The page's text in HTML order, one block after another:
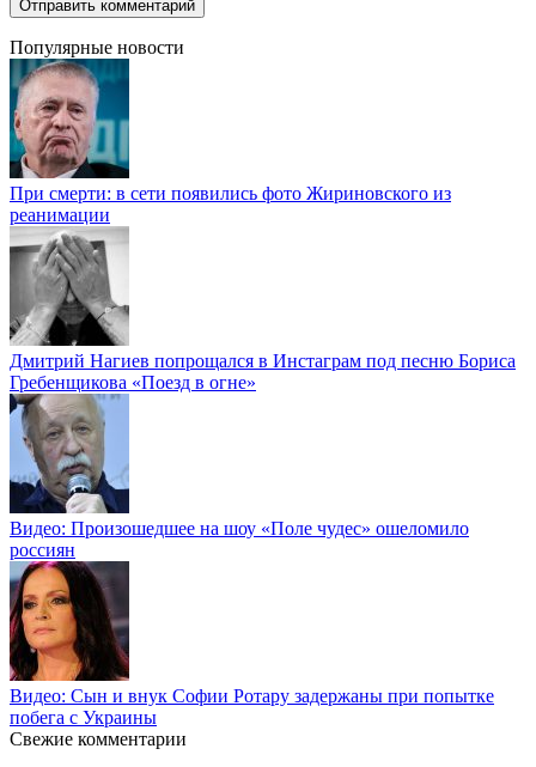
Популярные новости
При смерти: в сети появились фото Жириновского из
реанимации
Дмитрий Нагиев попрощался в Инстаграм под песню Бориса
Гребенщикова «Поезд в огне»
Видео: Произошедшее на шоу «Поле чудес» ошеломило
россиян
Видео: Сын и внук Софии Ротару задержаны при попытке
побега с Украины
Свежие комментарии